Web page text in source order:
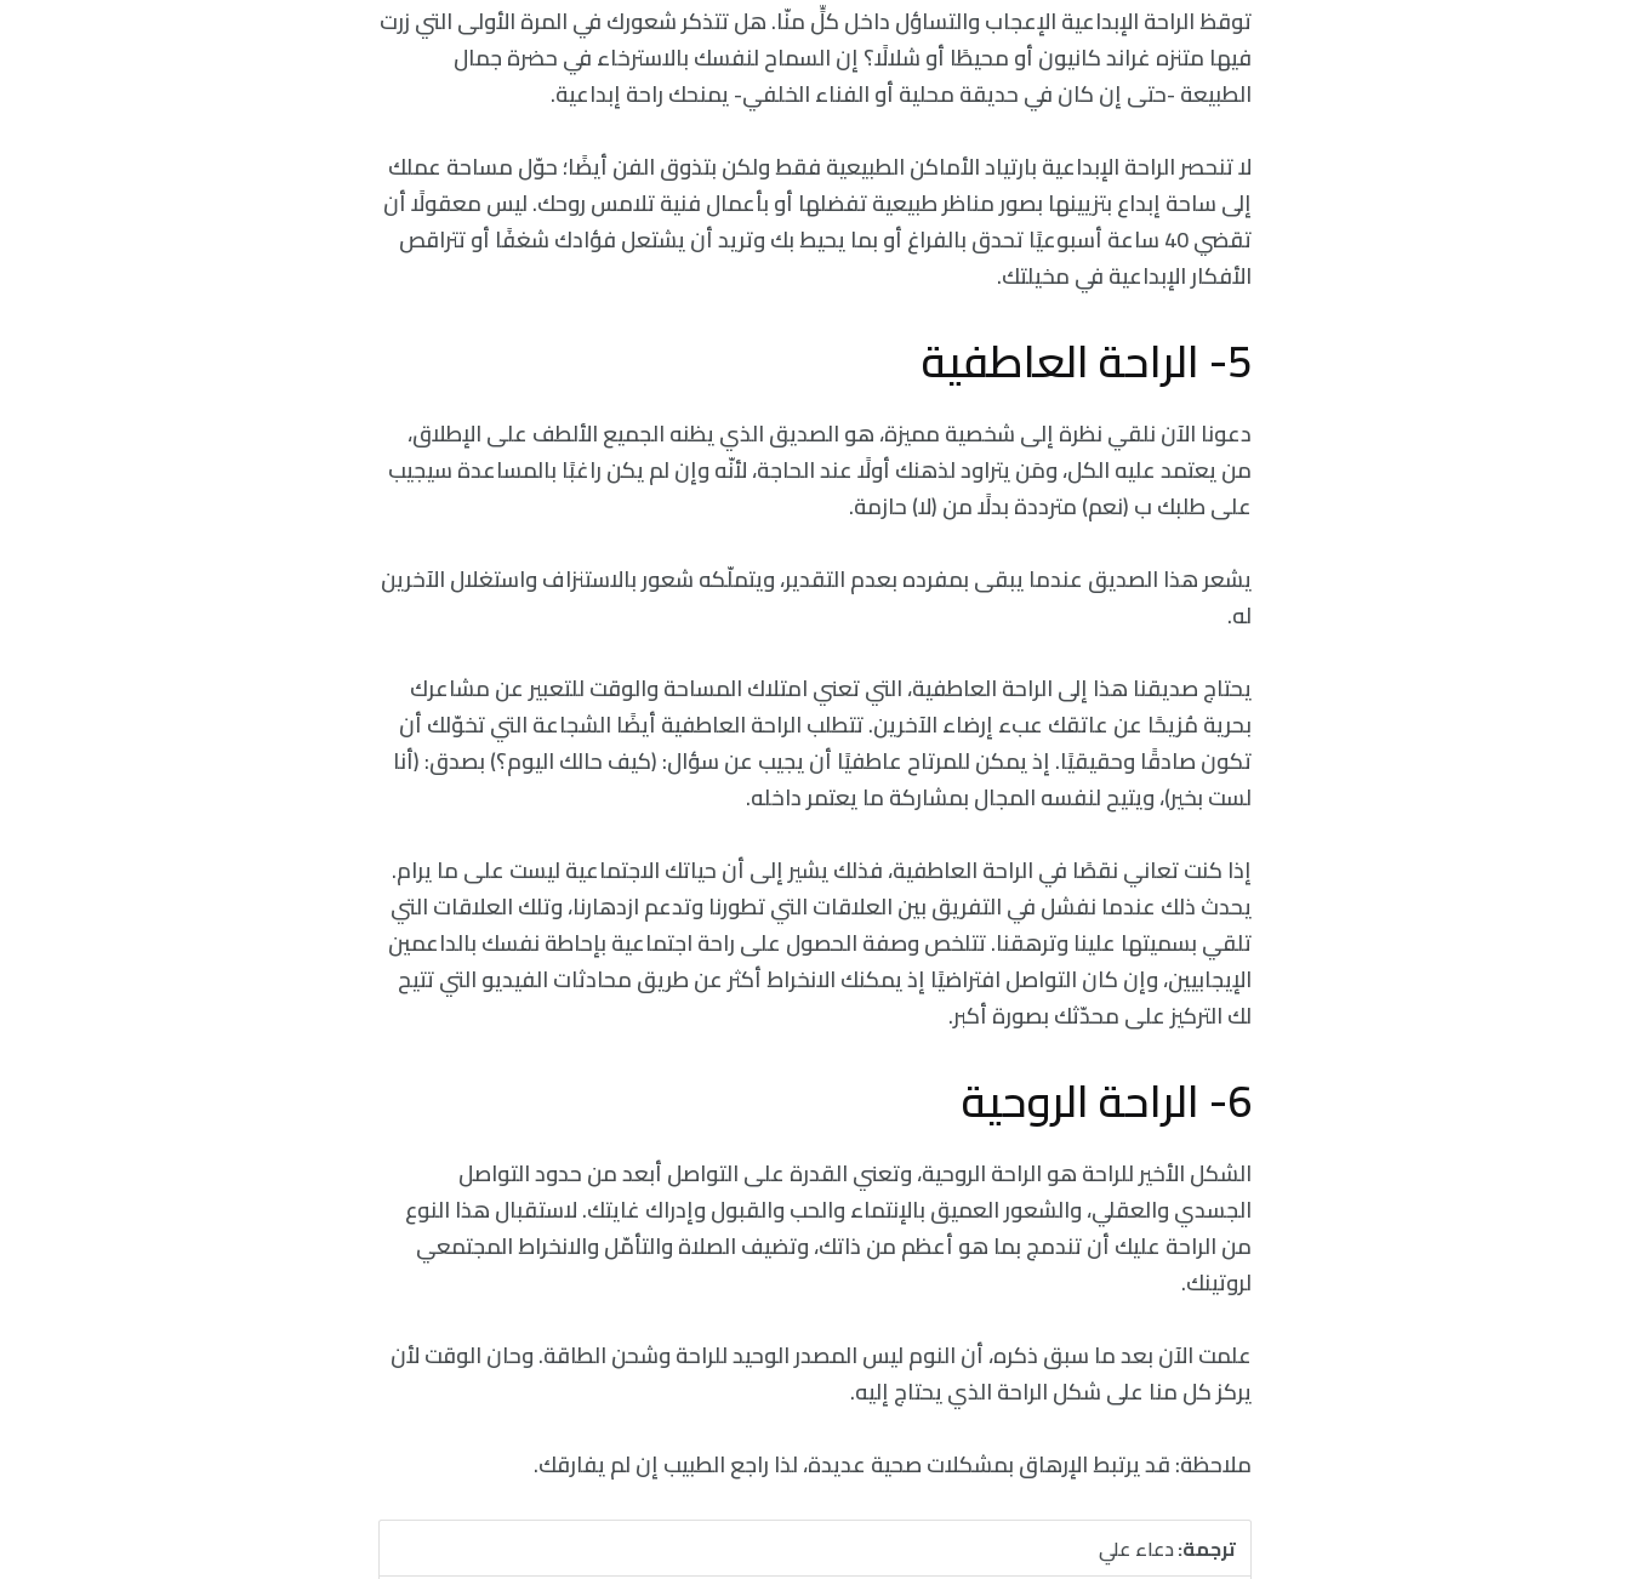
توقظ الراحة الإبداعية الإعجاب والتساؤل داخل كلٍّ منّا. هل تتذكر شعورك في المرة الأولی التي زرت
فيها متنزه غراند كانيون أو محيطًا أو شلالًا؟ إن السماح لنفسك بالاسترخاء في حضرة جمال
الطبيعة -حتی إن كان في حديقة محلية أو الفناء الخلفي- يمنحك راحة إبداعية.
لا تنحصر الراحة الإبداعية بارتياد الأماكن الطبيعية فقط ولكن بتذوق الفن أيضًا؛ حوّل مساحة عملك
إلى ساحة إبداع بتزيينها بصور مناظر طبيعية تفضلها أو بأعمال فنية تلامس روحك. ليس معقولًا أن
تقضي 40 ساعة أسبوعيًا تحدق بالفراغ أو بما يحيط بك وتريد أن يشتعل فؤادك شغفًا أو تتراقص
الأفكار الإبداعية في مخيلتك.
5- الراحة العاطفية
دعونا الآن نلقي نظرة إلی شخصية مميزة، هو الصديق الذي يظنه الجميع الألطف علی الإطلاق،
من يعتمد عليه الكل، ومَن يتراود لذهنك أولًا عند الحاجة، لأنّه وإن لم يكن راغبًا بالمساعدة سيجيب
علی طلبك ب (نعم) مترددة بدلًا من (لا) حازمة.
يشعر هذا الصديق عندما يبقی بمفرده بعدم التقدير، ويتملّكه شعور بالاستنزاف واستغلال الآخرين
له.
يحتاج صديقنا هذا إلى الراحة العاطفية، التي تعني امتلاك المساحة والوقت للتعبير عن مشاعرك
بحرية مُزيحًا عن عاتقك عبء إرضاء الآخرين. تتطلب الراحة العاطفية أيضًا الشجاعة التي تخوّلك أن
تكون صادقًا وحقيقيًا. إذ يمكن للمرتاح عاطفيًا أن يجيب عن سؤال: (كيف حالك اليوم؟) بصدق: (أنا
لست بخير)، ويتيح لنفسه المجال بمشاركة ما يعتمر داخله.
إذا كنت تعاني نقصًا في الراحة العاطفية، فذلك يشير إلی أن حياتك الاجتماعية ليست علی ما يرام.
يحدث ذلك عندما نفشل في التفريق بين العلاقات التي تطورنا وتدعم ازدهارنا، وتلك العلاقات التي
تلقي بسميتها علينا وترهقنا. تتلخص وصفة الحصول علی راحة اجتماعية بإحاطة نفسك بالداعمين
الإيجابيين، وإن كان التواصل افتراضيًا إذ يمكنك الانخراط أكثر عن طريق محادثات الفيديو التي تتيح
لك التركيز علی محدّثك بصورة أكبر.
6- الراحة الروحية
الشكل الأخير للراحة هو الراحة الروحية، وتعني القدرة علی التواصل أبعد من حدود التواصل
الجسدي والعقلي، والشعور العميق بالإنتماء والحب والقبول وإدراك غايتك. لاستقبال هذا النوع
من الراحة عليك أن تندمج بما هو أعظم من ذاتك، وتضيف الصلاة والتأمّل والانخراط المجتمعي
لروتينك.
علمت الآن بعد ما سبق ذكره، أن النوم ليس المصدر الوحيد للراحة وشحن الطاقة. وحان الوقت لأن
يركز كل منا على شكل الراحة الذي يحتاج إليه.
ملاحظة: قد يرتبط الإرهاق بمشكلات صحية عديدة، لذا راجع الطبيب إن لم يفارقك.
ترجمة:دعاء علي